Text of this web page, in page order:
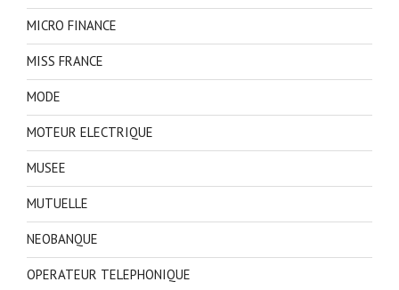
MICRO FINANCE
MISS FRANCE
MODE
MOTEUR ELECTRIQUE
MUSEE
MUTUELLE
NEOBANQUE
OPERATEUR TELEPHONIQUE